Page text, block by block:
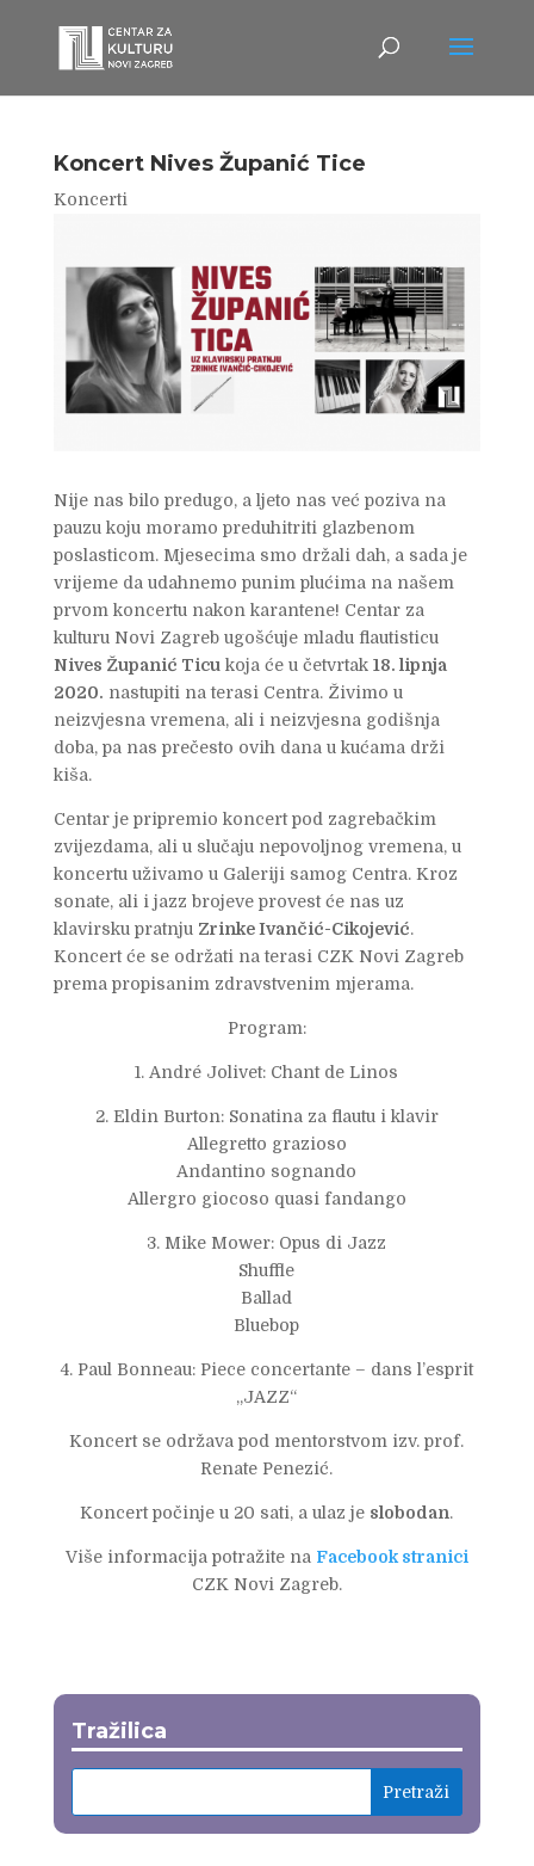
Koncert Nives Županić Tice
Koncerti
Nije nas bilo predugo, a ljeto nas već poziva na
pauzu koju moramo preduhitriti glazbenom
poslasticom. Mjesecima smo držali dah, a sada je
vrijeme da udahnemo punim plućima na našem
prvom koncertu nakon karantene! Centar za
kulturu Novi Zagreb ugošćuje mladu flautisticu
Nives Županić Ticu koja će u četvrtak 18. lipnja
2020. nastupiti na terasi Centra. Živimo u
neizvjesna vremena, ali i neizvjesna godišnja
doba, pa nas prečesto ovih dana u kućama drži
kiša.
Centar je pripremio koncert pod zagrebačkim
zvijezdama, ali u slučaju nepovoljnog vremena, u
koncertu uživamo u Galeriji samog Centra. Kroz
sonate, ali i jazz brojeve provest će nas uz
klavirsku pratnju Zrinke Ivančić-Cikojević.
Koncert će se održati na terasi CZK Novi Zagreb
prema propisanim zdravstvenim mjerama.
Program:
1. André Jolivet: Chant de Linos
2. Eldin Burton: Sonatina za flautu i klavir
Allegretto grazioso
Andantino sognando
Allergro giocoso quasi fandango
3. Mike Mower: Opus di Jazz
Shuffle
Ballad
Bluebop
4. Paul Bonneau: Piece concertante – dans l’esprit
„JAZZ“
Koncert se održava pod mentorstvom izv. prof.
Renate Penezić.
Koncert počinje u 20 sati, a ulaz je slobodan.
Više informacija potražite na Facebook stranici
CZK Novi Zagreb.
Tražilica